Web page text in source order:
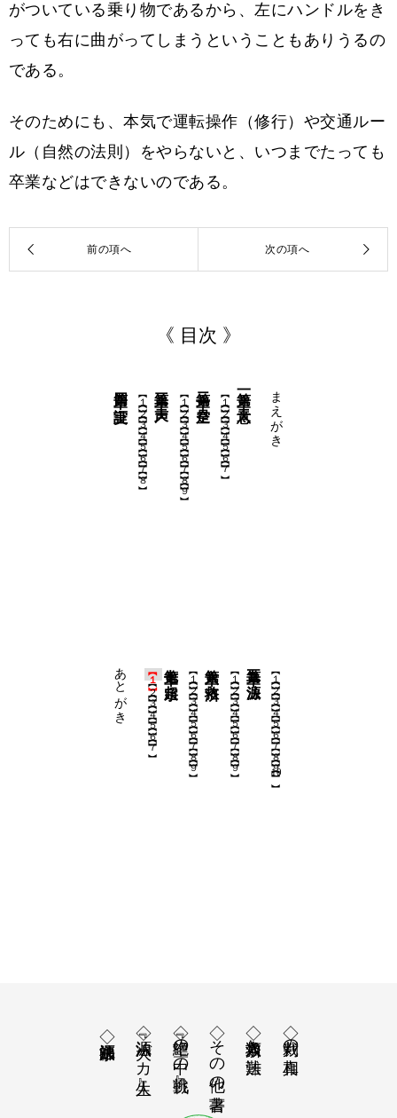
がついている乗り物であるから、左にハンドルをき
っても右に曲がってしまうということもありうるの
である。
そのためにも、本気で運転操作（修行）や交通ルー
ル（自然の法則）をやらないと、いつまでたっても
卒業などはできないのである。
《 目次 》
まえがき
第一章 天意
【１】
【２】
【３】
【４】
【５】
【６】
【７】
第二章 是空
【１】
【２】
【３】
【４】
【５】
【６】
【７】
【８】
【９】
第三章 天声
【１】
【２】
【３】
【４】
【５】
【６】
【７】
【８】
第四章 実証
【１】
【２】
【３】
【４】
【５】
【６】
【７】
【８】
【９】
10
第五章 法源
【１】
【２】
【３】
【４】
【５】
【６】
【７】
【８】
【９】
第六章 救済
【１】
【２】
【３】
【４】
【５】
【６】
【７】
【８】
【９】
第七章 超宗
【１】
【２】
【３】
【４】
【５】
【６】
【７】
あとがき
◇『法源 大バカ人生』 ◇『絶望の中の挑戦』 ◇その他の著書 ◇人類救済と法難 ◇裁判の真相